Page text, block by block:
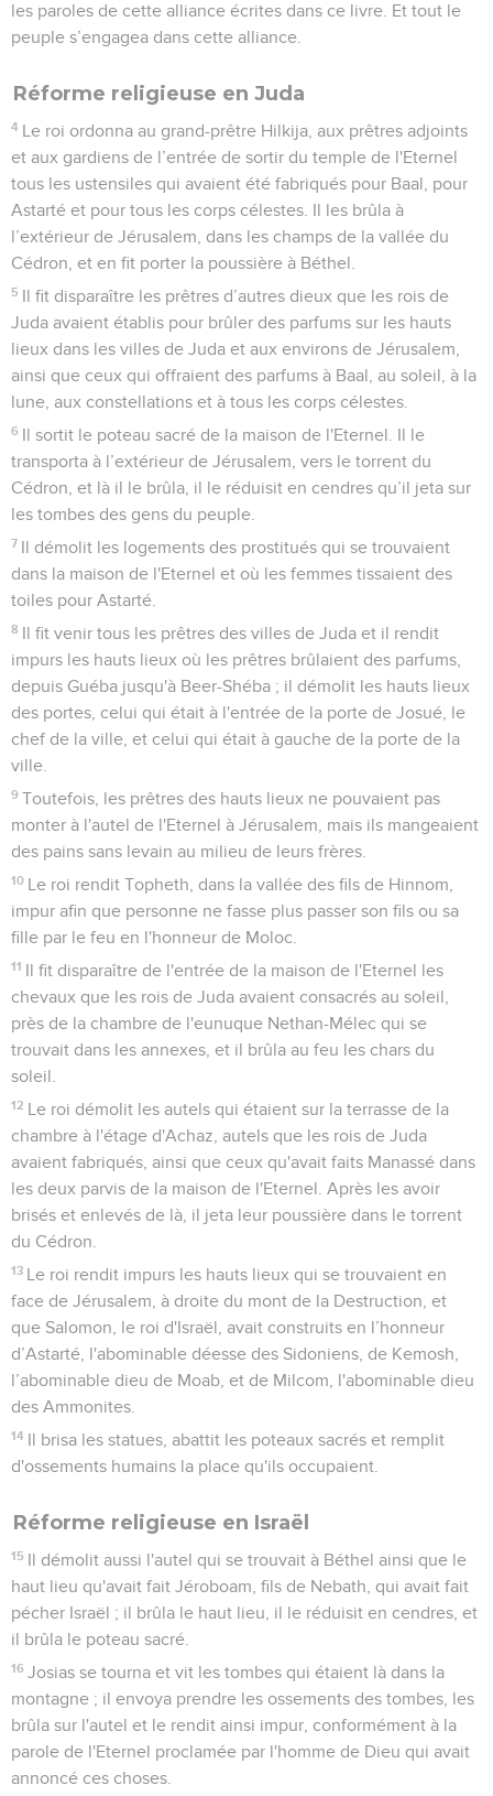
les paroles de cette alliance écrites dans ce livre. Et tout le
peuple s’engagea dans cette alliance.
Réforme religieuse en Juda
4 Le roi ordonna au grand-prêtre Hilkija, aux prêtres adjoints
et aux gardiens de l’entrée de sortir du temple de l'Eternel
tous les ustensiles qui avaient été fabriqués pour Baal, pour
Astarté et pour tous les corps célestes. Il les brûla à
l’extérieur de Jérusalem, dans les champs de la vallée du
Cédron, et en fit porter la poussière à Béthel.
5 Il fit disparaître les prêtres d’autres dieux que les rois de
Juda avaient établis pour brûler des parfums sur les hauts
lieux dans les villes de Juda et aux environs de Jérusalem,
ainsi que ceux qui offraient des parfums à Baal, au soleil, à la
lune, aux constellations et à tous les corps célestes.
6 Il sortit le poteau sacré de la maison de l'Eternel. Il le
transporta à l’extérieur de Jérusalem, vers le torrent du
Cédron, et là il le brûla, il le réduisit en cendres qu’il jeta sur
les tombes des gens du peuple.
7 Il démolit les logements des prostitués qui se trouvaient
dans la maison de l'Eternel et où les femmes tissaient des
toiles pour Astarté.
8 Il fit venir tous les prêtres des villes de Juda et il rendit
impurs les hauts lieux où les prêtres brûlaient des parfums,
depuis Guéba jusqu'à Beer-Shéba ; il démolit les hauts lieux
des portes, celui qui était à l'entrée de la porte de Josué, le
chef de la ville, et celui qui était à gauche de la porte de la
ville.
9 Toutefois, les prêtres des hauts lieux ne pouvaient pas
monter à l'autel de l'Eternel à Jérusalem, mais ils mangeaient
des pains sans levain au milieu de leurs frères.
10 Le roi rendit Topheth, dans la vallée des fils de Hinnom,
impur afin que personne ne fasse plus passer son fils ou sa
fille par le feu en l'honneur de Moloc.
11 Il fit disparaître de l'entrée de la maison de l'Eternel les
chevaux que les rois de Juda avaient consacrés au soleil,
près de la chambre de l'eunuque Nethan-Mélec qui se
trouvait dans les annexes, et il brûla au feu les chars du
soleil.
12 Le roi démolit les autels qui étaient sur la terrasse de la
chambre à l'étage d'Achaz, autels que les rois de Juda
avaient fabriqués, ainsi que ceux qu'avait faits Manassé dans
les deux parvis de la maison de l'Eternel. Après les avoir
brisés et enlevés de là, il jeta leur poussière dans le torrent
du Cédron.
13 Le roi rendit impurs les hauts lieux qui se trouvaient en
face de Jérusalem, à droite du mont de la Destruction, et
que Salomon, le roi d'Israël, avait construits en l’honneur
d’Astarté, l'abominable déesse des Sidoniens, de Kemosh,
l’abominable dieu de Moab, et de Milcom, l'abominable dieu
des Ammonites.
14 Il brisa les statues, abattit les poteaux sacrés et remplit
d'ossements humains la place qu'ils occupaient.
Réforme religieuse en Israël
15 Il démolit aussi l'autel qui se trouvait à Béthel ainsi que le
haut lieu qu'avait fait Jéroboam, fils de Nebath, qui avait fait
pécher Israël ; il brûla le haut lieu, il le réduisit en cendres, et
il brûla le poteau sacré.
16 Josias se tourna et vit les tombes qui étaient là dans la
montagne ; il envoya prendre les ossements des tombes, les
brûla sur l'autel et le rendit ainsi impur, conformément à la
parole de l'Eternel proclamée par l'homme de Dieu qui avait
annoncé ces choses.